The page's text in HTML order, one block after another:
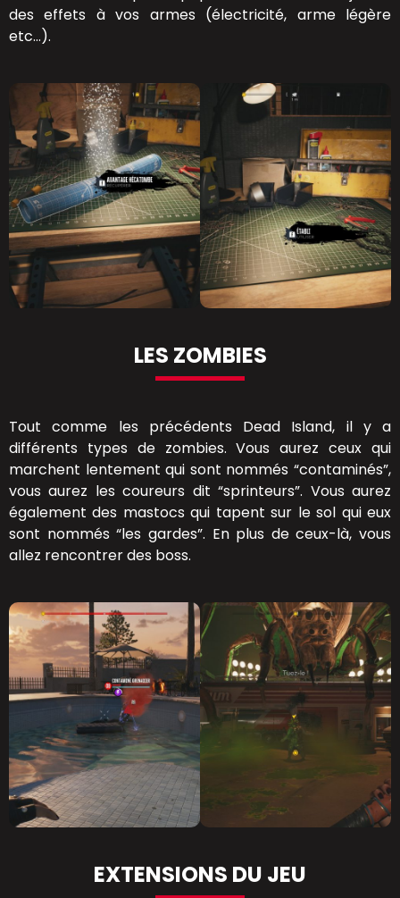
des effets à vos armes (électricité, arme légère
etc…).
LES ZOMBIES
Tout comme les précédents Dead Island, il y a
différents types de zombies. Vous aurez ceux qui
marchent lentement qui sont nommés “contaminés”,
vous aurez les coureurs dit “sprinteurs”. Vous aurez
également des mastocs qui tapent sur le sol qui eux
sont nommés “les gardes”. En plus de ceux-là, vous
allez rencontrer des boss.
EXTENSIONS DU JEU